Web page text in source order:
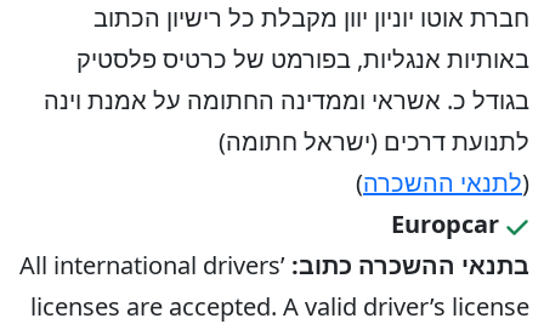
חברת אוטו יוניון יוון מקבלת כל רישיון הכתוב
באותיות אנגליות, בפורמט של כרטיס פלסטיק
בגודל כ. אשראי וממדינה החתומה על אמנת וינה
לתנועת דרכים (ישראל חתומה)
(לתנאי ההשכרה)
Europcar
בתנאי ההשכרה כתוב: All international drivers’
licenses are accepted. A valid driver’s license